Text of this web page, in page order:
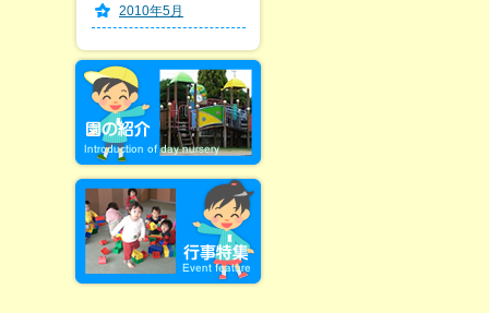
2010年5月